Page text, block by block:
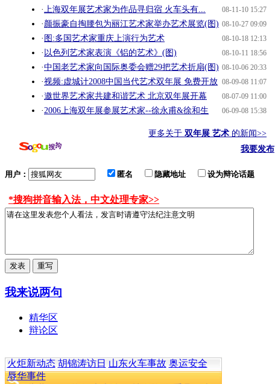
08-11-10 15:27
·上海双年展艺术家为作品寻归宿 火车头有...
08-10-27 09:09
· 颜振豪自掏腰包为丽江艺术家举办艺术展览(图)
08-10-18 12:13
· 图:多国艺术家重庆上演行为艺术
08-10-11 18:56
· 以色列艺术家表演《铝的艺术》(图)
08-10-06 20:33
·中国老艺术家向国际奥委会赠29把艺术折扇(图)
08-09-08 11:07
·视频:虚城计2008中国当代艺术双年展 免费开放
08-07-09 11:00
·邀世界艺术家共建和谐艺术 北京双年展开幕
06-09-08 15:38
·2006上海双年展参展艺术家--徐永甫&徐和生
更多关于 双年展 艺术 的新闻>>
我要发布
用户： 匿名 隐藏地址 设为辩论话题
*搜狗拼音输入法，中文处理专家>>
我来说两句
精华区
辩论区
火炬新动态 胡锦涛访日 山东火车事故 奥运安全
辱华事件